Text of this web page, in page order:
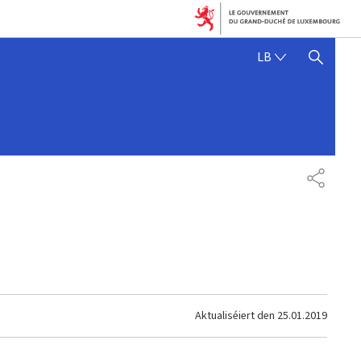
LB SHOW HIDE SEARCH
Aktualiséiert den 25.01.2019